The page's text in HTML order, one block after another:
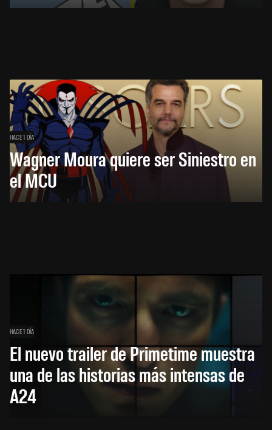
HACE 1 DÍA
Wagner Moura quiere ser Siniestro en
el MCU
HACE 1 DÍA
El nuevo trailer de Primetime muestra
una de las historias más intensas de
A24